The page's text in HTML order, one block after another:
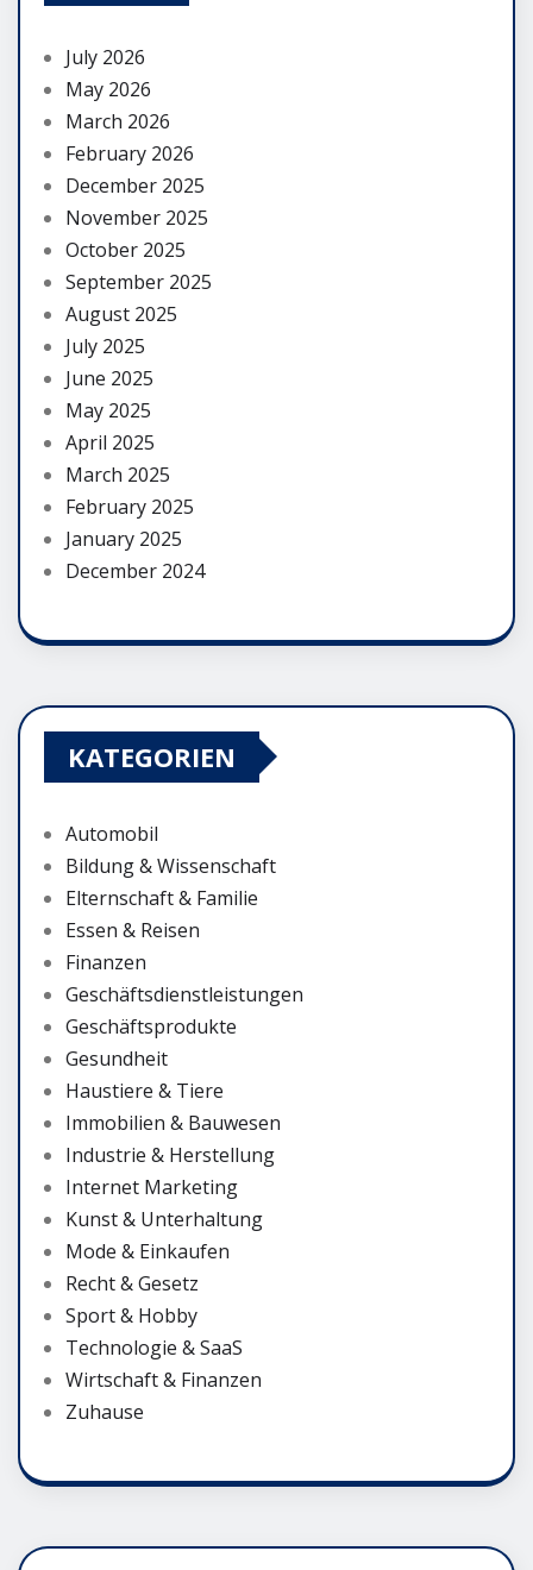
July 2026
May 2026
March 2026
February 2026
December 2025
November 2025
October 2025
September 2025
August 2025
July 2025
June 2025
May 2025
April 2025
March 2025
February 2025
January 2025
December 2024
KATEGORIEN
Automobil
Bildung & Wissenschaft
Elternschaft & Familie
Essen & Reisen
Finanzen
Geschäftsdienstleistungen
Geschäftsprodukte
Gesundheit
Haustiere & Tiere
Immobilien & Bauwesen
Industrie & Herstellung
Internet Marketing
Kunst & Unterhaltung
Mode & Einkaufen
Recht & Gesetz
Sport & Hobby
Technologie & SaaS
Wirtschaft & Finanzen
Zuhause